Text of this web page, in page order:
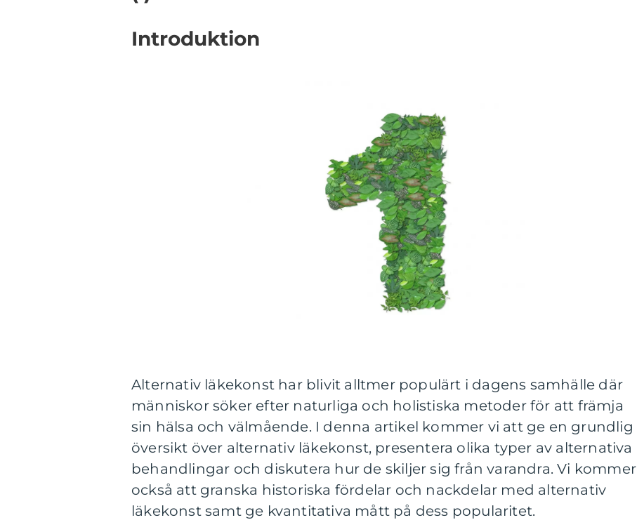
Introduktion
Alternativ läkekonst har blivit alltmer populärt i dagens samhälle där
människor söker efter naturliga och holistiska metoder för att främja
sin hälsa och välmående. I denna artikel kommer vi att ge en grundlig
översikt över alternativ läkekonst, presentera olika typer av alternativa
behandlingar och diskutera hur de skiljer sig från varandra. Vi kommer
också att granska historiska fördelar och nackdelar med alternativ
läkekonst samt ge kvantitativa mått på dess popularitet.